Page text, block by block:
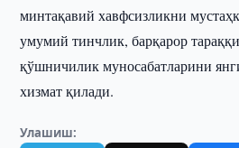
минтақавий хавфсизликни
умумий тинчлик, барқарор
қўшничилик муносабатларини
хизмат қилади.
Улашиш: